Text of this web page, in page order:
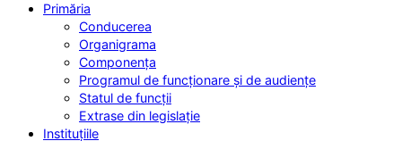
Primăria
Conducerea
Organigrama
Componența
Programul de funcționare și de audiențe
Statul de funcții
Extrase din legislație
Instituțiile